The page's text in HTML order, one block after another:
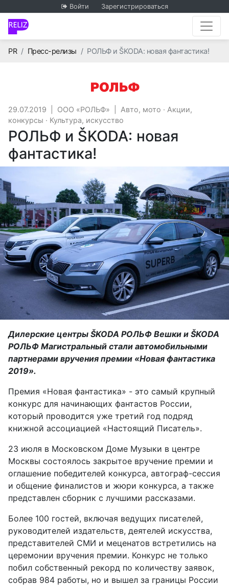
Войти Зарегистрироваться
PRГлавная
Пресс-релизы РОЛЬФ и ŠKODA: новая фантастика!
29.07.2019 ООО «РОЛЬФ» Авто, мото · Акции,
конкурсы · Культура, искусство
РОЛЬФ и ŠKODA: новая
фантастика!
Дилерские центры ŠKODA РОЛЬФ Вешки и ŠKODA
РОЛЬФ Магистральный стали автомобильными
партнерами вручения премии «Новая фантастика
2019».
Премия «Новая фантастика» - это самый крупный
конкурс для начинающих фантастов России,
который проводится уже третий год подряд
книжной ассоциацией «Настоящий Писатель».
23 июля в Московском Доме Музыки в центре
Москвы состоялось закрытое вручение премии и
оглашение победителей конкурса, автограф-сессия
и общение финалистов и жюри конкурса, а также
представлен сборник с лучшими рассказами.
Более 100 гостей, включая ведущих писателей,
руководителей издательств, деятелей искусства,
представителей СМИ и меценатов встретились на
церемонии вручения премии. Конкурс не только
побил собственный рекорд по количеству заявок,
собрав 984 работы, но и вышел за границы России